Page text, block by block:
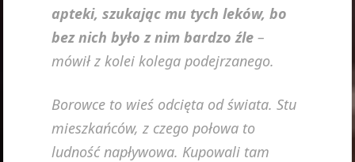
apteki, szukając mu tych leków, bo
bez nich było z nim bardzo źle –
mówił z kolei kolega podejrzanego.
Borowce to wieś odcięta od świata. Stu
mieszkańców, z czego połowa to
ludność napływowa. Kupowali tam